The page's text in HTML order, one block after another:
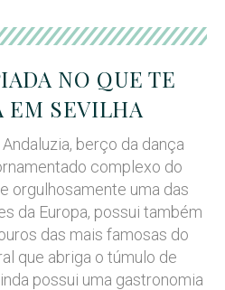
NO QUE TE
EM SEVILHA
berço da dança
complexo do
orgulhosamente uma das
da Europa, possui também
das mais famosas do
que abriga o túmulo de
possui uma gastronomia